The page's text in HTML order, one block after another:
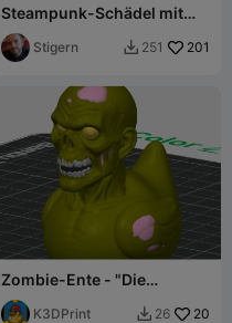
Steampunk-Schädel mit
Attitüde
Stigern  251 201
Zombie-Ente - "Die
quakenden Toten"
K3DPrint  26 20